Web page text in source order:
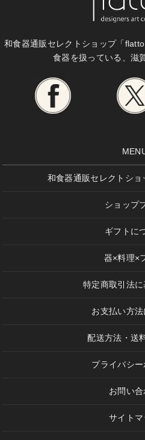
和食器通販セレクトショップ「
食器を扱っている、滋
和食器通販セレクトシ
ショップ
ギフトに
器×料理×
特定商取引法
お支払い方
配送方法・送
プライバシ
お問い
サイト